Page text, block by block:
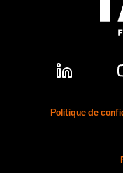
Politique de